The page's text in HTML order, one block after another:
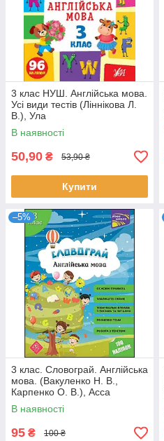
3 клас НУШ. Англійська мова.
Усі види тестів (Ліннікова Л.
В.), Ула
В наявності
50,90 ₴ 53,90 ₴
Купити
–5%
3 клас. Словограй. Англійська
мова. (Вакуленко Н. В.,
Карпенко О. В.), Асса
В наявності
95 ₴ 100 ₴